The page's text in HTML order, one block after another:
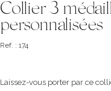
Collier 3
personnalisées
Ref. : 174
Laissez-vous porter par ce